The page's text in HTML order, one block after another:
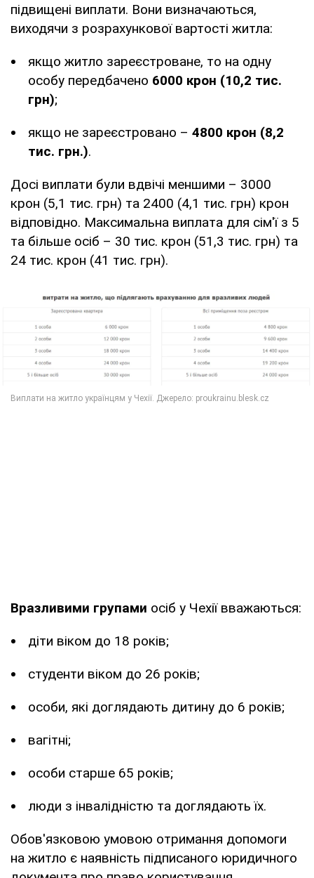
підвищені виплати. Вони визначаються,
виходячи з розрахункової вартості житла:
якщо житло зареєстроване, то на одну
особу передбачено 6000 крон (10,2 тис.
грн);
якщо не зареєстровано – 4800 крон (8,2
тис. грн.).
Досі виплати були вдвічі меншими – 3000
крон (5,1 тис. грн) та 2400 (4,1 тис. грн) крон
відповідно. Максимальна виплата для сім'ї з 5
та більше осіб – 30 тис. крон (51,3 тис. грн) та
24 тис. крон (41 тис. грн).
Вразливими групами осіб у Чехії вважаються:
діти віком до 18 років;
студенти віком до 26 років;
особи, які доглядають дитину до 6 років;
вагітні;
особи старше 65 років;
люди з інвалідністю та доглядають їх.
Обов'язковою умовою отримання допомоги
на житло є наявність підписаного юридичного